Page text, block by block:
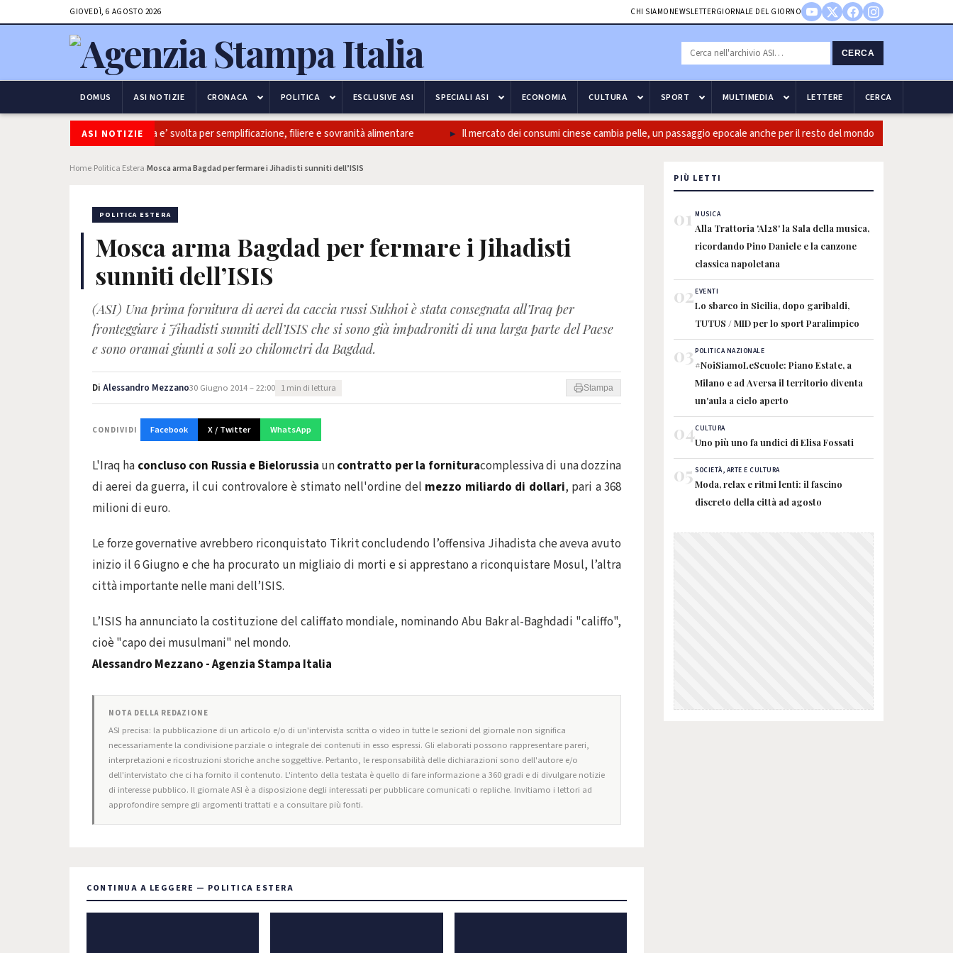
GIOVEDÌ, 6 AGOSTO 2026 CHI SIAMO NEWSLETTERGIORNALE DEL GIORNO
CERCA
DOMUS ASI NOTIZIE CRONACA POLITICA ESCLUSIVE ASI SPECIALI ASI ECONOMIA CULTURA SPORT MULTIMEDIA LETTERE CERCA
ASI NOTIZIE
Coldiretti, ok Camera e’ svolta per semplificazione, filiere e sovranità alimentare Il mercato dei consumi cinese cambia pelle, un passaggio epocale anche per il resto del mondo
Home Politica Estera Mosca arma Bagdad per fermare i Jihadisti sunniti dell’ISIS
POLITICA ESTERA
Mosca arma Bagdad per fermare i Jihadisti
sunniti dell’ISIS
(ASI) Una prima fornitura di aerei da caccia russi Sukhoi è stata consegnata all’Iraq per
fronteggiare i Jihadisti sunniti dell’ISIS che si sono già impadroniti di una larga parte del Paese
e sono oramai giunti a soli 20 chilometri da Bagdad.
Di Alessandro Mezzano30 Giugno 2014 – 22:00 1 min di lettura Stampa
CONDIVIDI Facebook X / Twitter WhatsApp
L'Iraq ha concluso con Russia e Bielorussia uncontratto per la fornituracomplessiva di una dozzina
di aerei da guerra, il cui controvalore è stimato nell'ordine del mezzo miliardo di dollari, pari a 368
milioni di euro.
Le forze governative avrebbero riconquistato Tikrit concludendo l’offensiva Jihadista che aveva avuto
inizio il 6 Giugno e che ha procurato un migliaio di morti e si apprestano a riconquistare Mosul, l’altra
città importante nelle mani dell’ISIS.
L’ISIS ha annunciato la costituzione del califfato mondiale, nominando Abu Bakr al-Baghdadi "califfo",
cioè "capo dei musulmani" nel mondo.
Alessandro Mezzano - Agenzia Stampa Italia
NOTA DELLA REDAZIONE
ASI precisa: la pubblicazione di un articolo e/o di un'intervista scritta o video in tutte le sezioni del giornale non significa
necessariamente la condivisione parziale o integrale dei contenuti in esso espressi. Gli elaborati possono rappresentare pareri,
interpretazioni e ricostruzioni storiche anche soggettive. Pertanto, le responsabilità delle dichiarazioni sono dell'autore e/o
dell'intervistato che ci ha fornito il contenuto. L'intento della testata è quello di fare informazione a 360 gradi e di divulgare notizie
di interesse pubblico. Il giornale ASI è a disposizione degli interessati per pubblicare comunicati o repliche. Invitiamo i lettori ad
approfondire sempre gli argomenti trattati e a consultare più fonti.
CONTINUA A LEGGERE — POLITICA ESTERA
PIÙ LETTI
01 MUSICA
Alla Trattoria 'Al28' la Sala della musica,
ricordando Pino Daniele e la canzone
classica napoletana
02EVENTI
Lo sbarco in Sicilia, dopo garibaldi,
TUTUS / MID per lo sport Paralimpico
03POLITICA NAZIONALE
#NoiSiamoLeScuole: Piano Estate, a
Milano e ad Aversa il territorio diventa
un'aula a cielo aperto
04CULTURA
Uno più uno fa undici di Elisa Fossati
05 SOCIETÀ, ARTE E CULTURA
Moda, relax e ritmi lenti: il fascino
discreto della città ad agosto